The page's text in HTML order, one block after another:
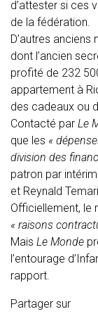
d’attester si ces
de la fédération.
D’autres
dont l’ancien
profité de 232
appartement à
des cadeaux ou
Contacté par Le
que les «
division des
patron par
et Reynald
Officiellement, le
« raisons
Mais Le Monde
l’entourage
rapport.
Partager sur